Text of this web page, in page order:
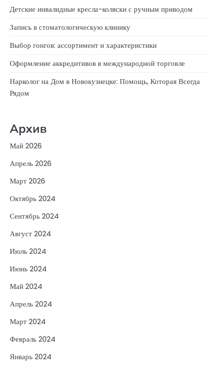
Детские инвалидные кресла-коляски с ручным приводом
Запись в стоматологическую клинику
Выбор гонгов: ассортимент и характеристики
Оформление аккредитивов в международной торговле
Нарколог на Дом в Новокузнецке: Помощь, Которая Всегда
Рядом
Архив
Май 2026
Апрель 2026
Март 2026
Октябрь 2024
Сентябрь 2024
Август 2024
Июль 2024
Июнь 2024
Май 2024
Апрель 2024
Март 2024
Февраль 2024
Январь 2024